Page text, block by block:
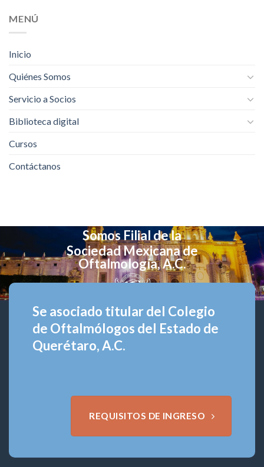
MENÚ
Inicio
Quiénes Somos
Servicio a Socios
Biblioteca digital
Cursos
Contáctanos
Somos Filial de la
Sociedad Mexicana de
Oftalmología, A.C.
Se asociado titular del Colegio
de Oftalmólogos del Estado de
Querétaro, A.C.
REQUISITOS DE INGRESO